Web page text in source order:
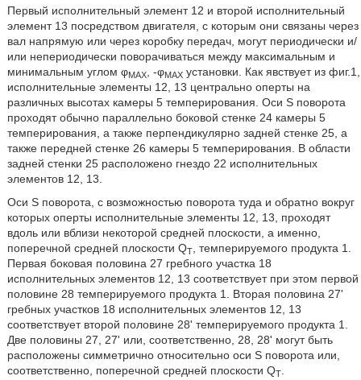
Первый исполнительный элемент 12 и второй исполнительный
элемент 13 посредством двигателя, с которым они связаны через
вал напрямую или через коробку передач, могут периодически и/
или непериодически поворачиваться между максимальным и
минимальным углом φMAX, -φMAXустановки. Как явствует из фиг.1,
исполнительные элементы 12, 13 центрально оперты на
различных высотах камеры 5 темперирования. Оси S поворота
проходят обычно параллельно боковой стенке 24 камеры 5
темперирования, а также перпендикулярно задней стенке 25, а
также передней стенке 26 камеры 5 темперирования. В области
задней стенки 25 расположено гнездо 22 исполнительных
элементов 12, 13.
Оси S поворота, с возможностью поворота туда и обратно вокруг
которых оперты исполнительные элементы 12, 13, проходят
вдоль или вблизи некоторой средней плоскости, а именно,
поперечной средней плоскости QT, темперируемого продукта 1.
Первая боковая половина 27 гребного участка 18
исполнительных элементов 12, 13 соответствует при этом первой
половине 28 темперируемого продукта 1. Вторая половина 27'
гребных участков 18 исполнительных элементов 12, 13
соответствует второй половине 28' темперируемого продукта 1.
Две половины 27, 27' или, соответственно, 28, 28' могут быть
расположены симметрично относительно оси S поворота или,
соответственно, поперечной средней плоскости QT.